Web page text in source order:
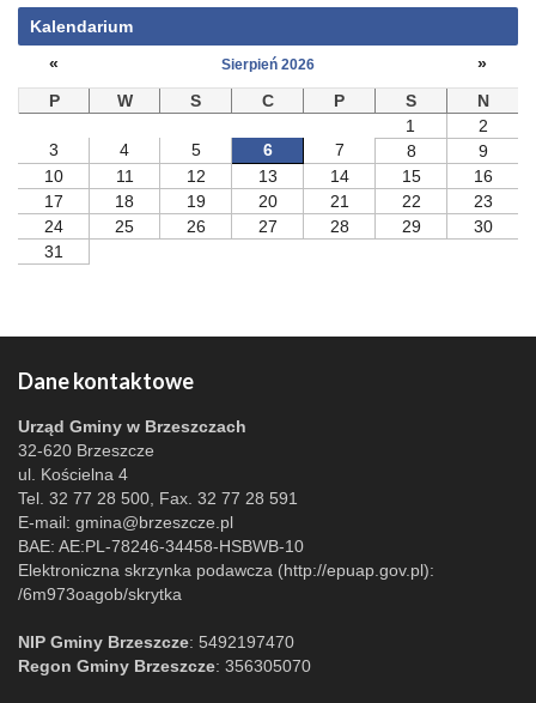
Kalendarium
«
Sierpień 2026
»
P
W S C P S
N
1
2
3
4 5 6 7 8
9
10
11 12 13 14 15
16
17
18 19 20 21 22
23
24
25 26 27 28 29
30
31
Dane kontaktowe
Urząd Gminy w Brzeszczach
32-620 Brzeszcze
ul. Kościelna 4
Tel. 32 77 28 500, Fax. 32 77 28 591
E-mail: gmina@brzeszcze.pl
BAE: AE:PL-78246-34458-HSBWB-10
Elektroniczna skrzynka podawcza (http://epuap.gov.pl):
/6m973oagob/skrytka
NIP Gminy Brzeszcze: 5492197470
Regon Gminy Brzeszcze: 356305070